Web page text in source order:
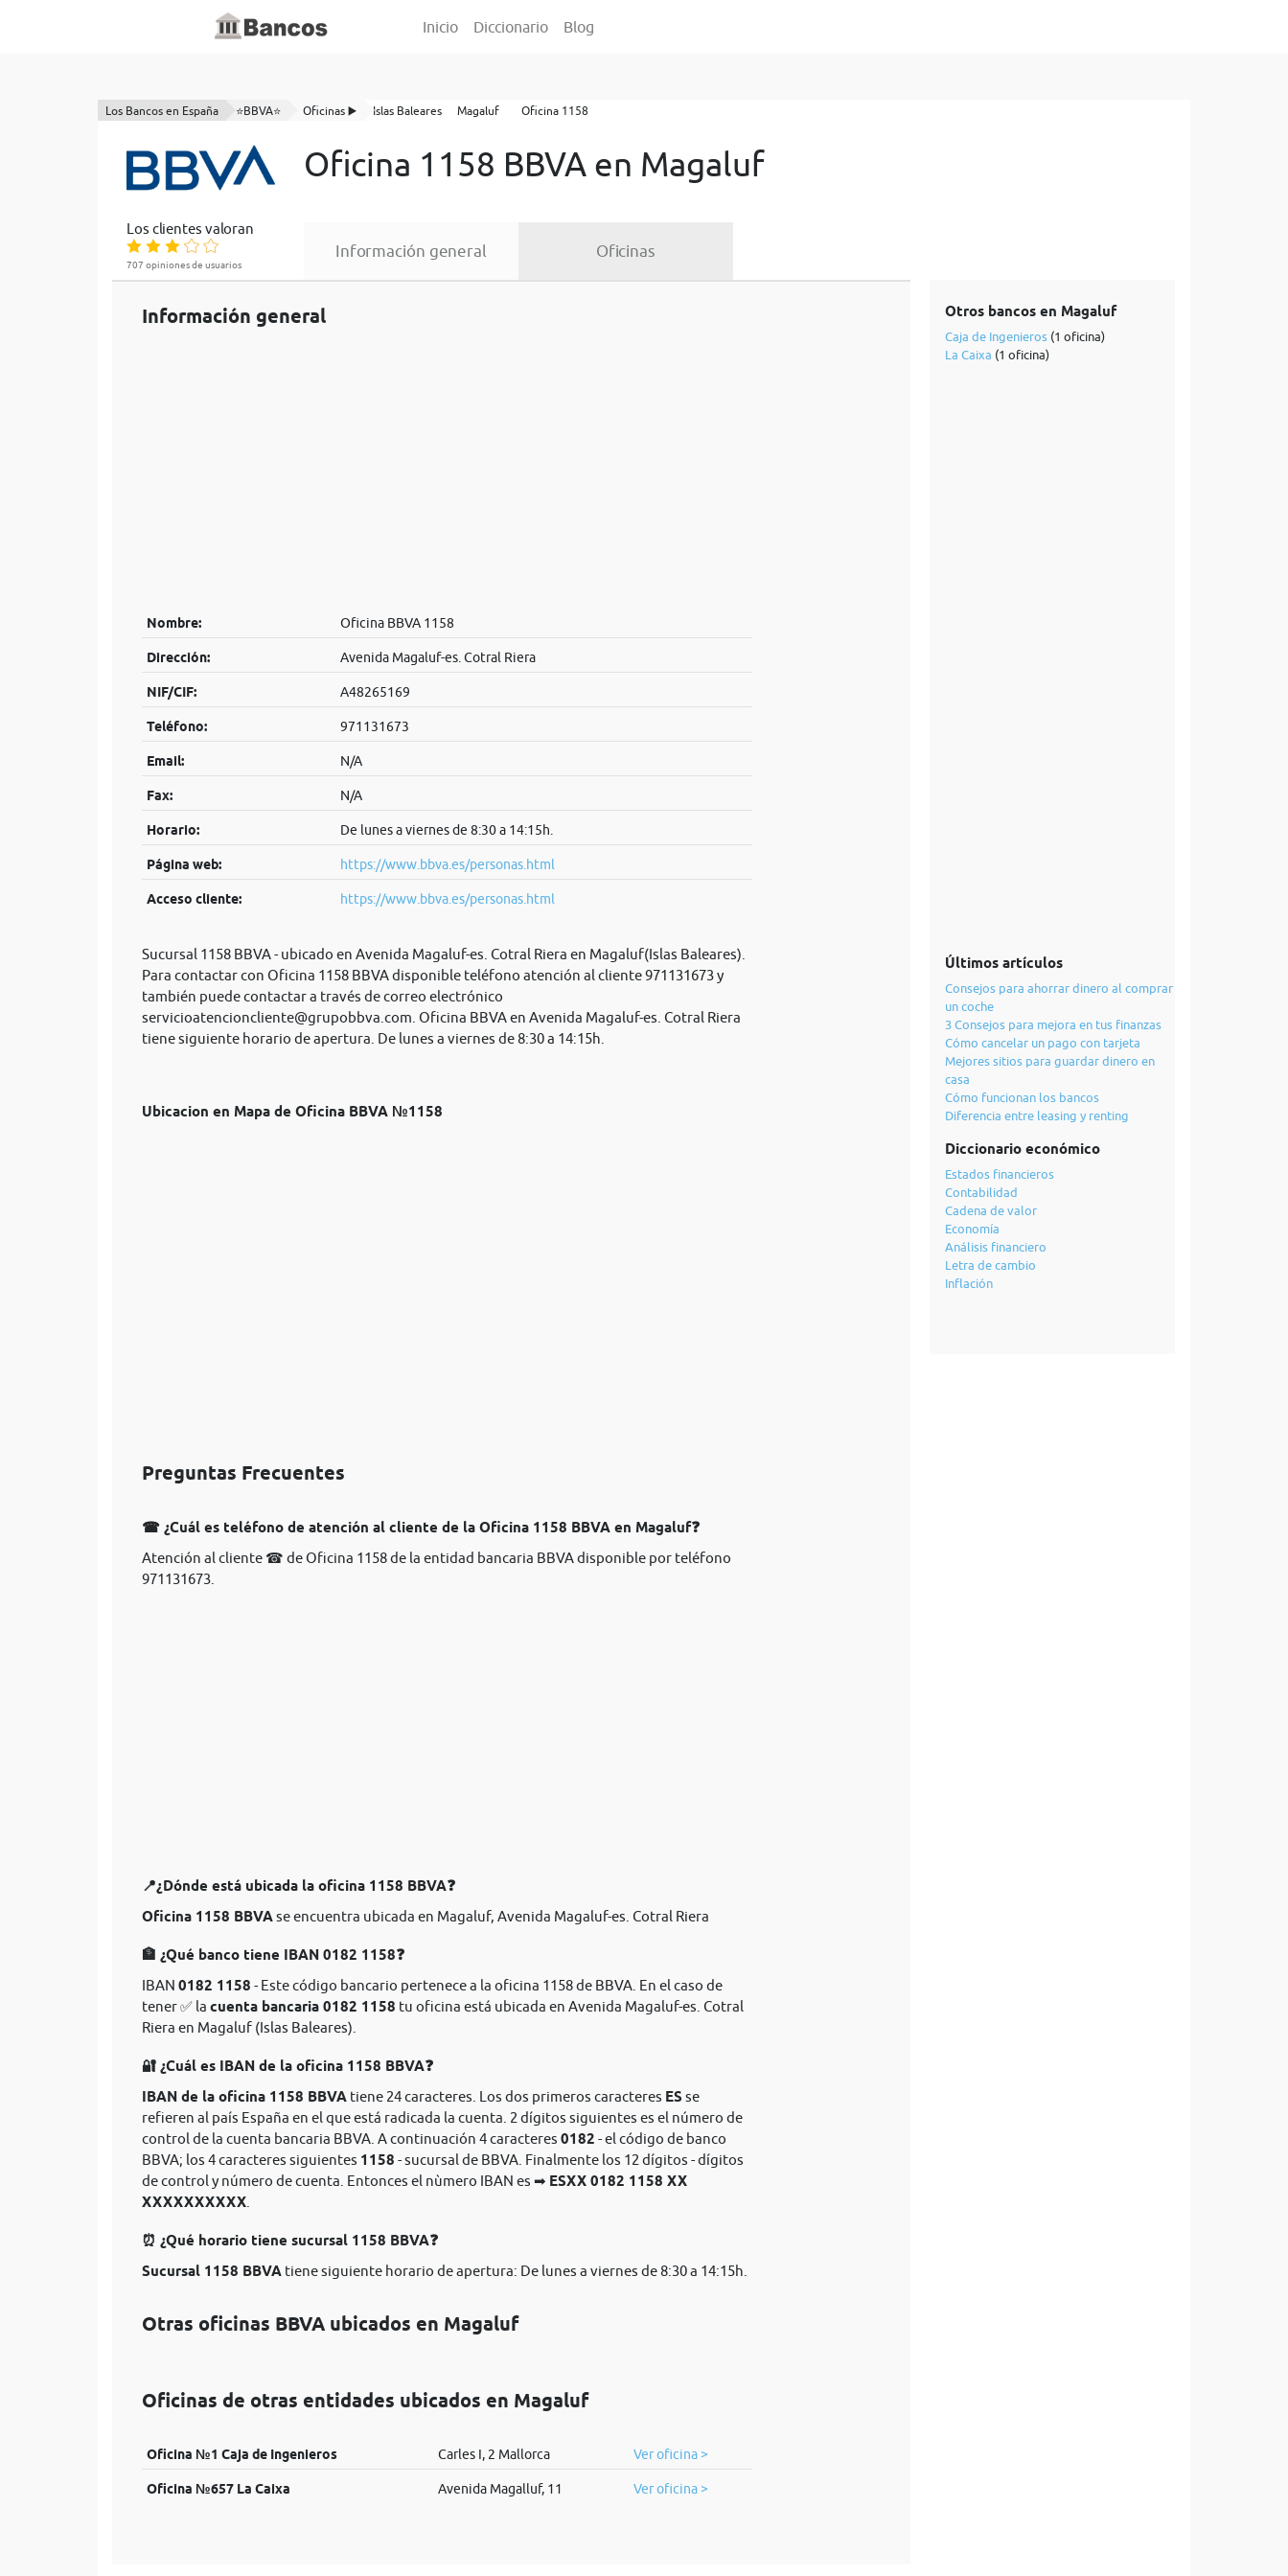
Inicio Diccionario Blog
Los Bancos en España ⭐BBVA⭐ Oficinas ▶️ Islas Baleares Magaluf Oficina 1158
Oficina 1158 BBVA en Magaluf
Los clientes valoran
707 opiniones de usuarios
Información general Oficinas
Información general
Nombre: Oficina BBVA 1158
Dirección: Avenida Magaluf-es. Cotral Riera
NIF/CIF: A48265169
Teléfono: 971131673
Email: N/A
Fax: N/A
Horario: De lunes a viernes de 8:30 a 14:15h.
Página web: https://www.bbva.es/personas.html
Acceso cliente: https://www.bbva.es/personas.html
Sucursal 1158 BBVA - ubicado en Avenida Magaluf-es. Cotral Riera en Magaluf(Islas Baleares).
Para contactar con Oficina 1158 BBVA disponible teléfono atención al cliente 971131673 y
también puede contactar a través de correo electrónico
servicioatencioncliente@grupobbva.com . Oficina BBVA en Avenida Magaluf-es. Cotral Riera
tiene siguiente horario de apertura. De lunes a viernes de 8:30 a 14:15h.
Ubicacion en Mapa de Oficina BBVA №1158
Preguntas Frecuentes
☎ ¿Cuál es teléfono de atención al cliente de la Oficina 1158 BBVA en Magaluf❓
Atención al cliente ☎ de Oficina 1158 de la entidad bancaria BBVA disponible por teléfono
971131673.
📍¿Dónde está ubicada la oficina 1158 BBVA❓
Oficina 1158 BBVAse encuentra ubicada en Magaluf, Avenida Magaluf-es. Cotral Riera
🏦 ¿Qué banco tiene IBAN 0182 1158❓
IBAN 0182 1158 - Este código bancario pertenece a la oficina 1158 de BBVA. En el caso de
tener ✅ la cuenta bancaria 0182 1158 tu oficina está ubicada en Avenida Magaluf-es. Cotral
Riera en Magaluf (Islas Baleares).
🔐 ¿Cuál es IBAN de la oficina 1158 BBVA❓
IBAN de la oficina 1158 BBVA tiene 24 caracteres. Los dos primeros caracteres ES se
refieren al país España en el que está radicada la cuenta. 2 dígitos siguientes es el número de
control de la cuenta bancaria BBVA. A continuación 4 caracteres 0182 - el código de banco
BBVA; los 4 caracteres siguientes 1158 - sucursal de BBVA. Finalmente los 12 dígitos - dígitos
de control y número de cuenta. Entonces el nùmero IBAN es ➡ ESXX 0182 1158 XX
XXXXXXXXXX
⏰ ¿Qué horario tiene sucursal 1158 BBVA❓
Sucursal 1158 BBVA tiene siguiente horario de apertura: De lunes a viernes de 8:30 a 14:15h.
Otras oficinas BBVA ubicados en Magaluf
Oficinas de otras entidades ubicados en Magaluf
Oficina №1 Caja de Ingenieros Carles I, 2 Mallorca Ver oficina >
Oficina №657 La Caixa Avenida Magalluf, 11 Ver oficina >
Otros bancos en Magaluf
Caja de Ingenieros(1 oficina)
La Caixa (1 oficina)
Últimos artículos
Consejos para ahorrar dinero al comprar
un coche
3 Consejos para mejora en tus finanzas
Cómo cancelar un pago con tarjeta
Mejores sitios para guardar dinero en
casa
Cómo funcionan los bancos
Diferencia entre leasing y renting
Diccionario económico
Estados financieros
Contabilidad
Cadena de valor
Economía
Análisis financiero
Letra de cambio
Inflación